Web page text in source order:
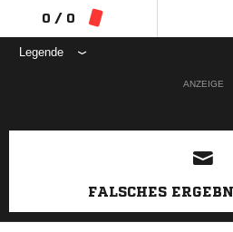
0 / 0
Legende
ANZEIGE
FALSCHES